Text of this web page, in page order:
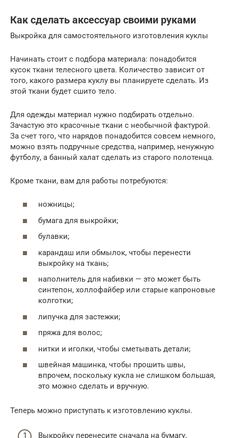
Как сделать аксессуар своими руками
Выкройка для самостоятельного изготовления куклы
Начинать стоит с подбора материала: понадобится
кусок ткани телесного цвета. Количество зависит от
того, какого размера куклу вы планируете сделать. Из
этой ткани будет сшито тело.
Для одежды материал нужно подбирать отдельно.
Зачастую это красочные ткани с необычной фактурой.
За счет того, что нарядов понадобится совсем немного,
можно взять подручные средства, например, ненужную
футболу, а банный халат сделать из старого полотенца.
Кроме ткани, вам для работы потребуются:
ножницы;
бумага для выкройки;
булавки;
карандаш или обмылок, чтобы перенести
выкройку на ткань;
наполнитель для набивки — это может быть
синтепон, холлофайбер или старые капроновые
колготки;
липучка для застежки;
пряжа для волос;
нитки и иголки, чтобы сметывать детали;
швейная машинка, чтобы прошить швы,
впрочем, поскольку кукла не слишком большая,
это можно сделать и вручную.
Теперь можно приступать к изготовлению куклы.
Выкройку перенесите сначала на бумагу,